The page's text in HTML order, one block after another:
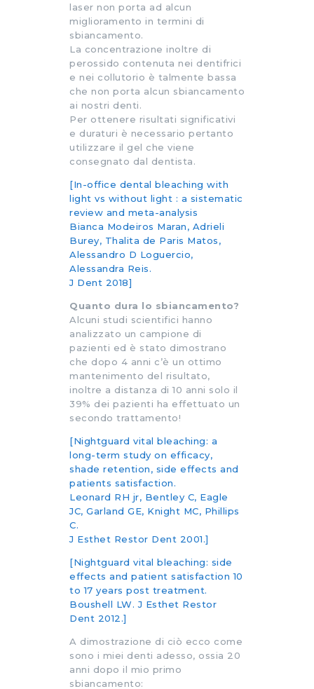
laser non porta ad alcun
miglioramento in termini di
sbiancamento.
La concentrazione inoltre di
perossido contenuta nei dentifrici
e nei collutorio è talmente bassa
che non porta alcun sbiancamento
ai nostri denti.
Per ottenere risultati significativi
e duraturi è necessario pertanto
utilizzare il gel che viene
consegnato dal dentista.
[In-office dental bleaching with
light vs without light : a sistematic
review and meta-analysis
Bianca Modeiros Maran, Adrieli
Burey, Thalita de Paris Matos,
Alessandro D Loguercio,
Alessandra Reis.
J Dent 2018]
Quanto dura lo sbiancamento?
Alcuni studi scientifici hanno
analizzato un campione di
pazienti ed è stato dimostrano
che dopo 4 anni c’è un ottimo
mantenimento del risultato,
inoltre a distanza di 10 anni solo il
39% dei pazienti ha effettuato un
secondo trattamento!
[Nightguard vital bleaching: a
long-term study on efficacy,
shade retention, side effects and
patients satisfaction.
Leonard RH jr, Bentley C, Eagle
JC, Garland GE, Knight MC, Phillips
C.
J Esthet Restor Dent 2001.]
[Nightguard vital bleaching: side
effects and patient satisfaction 10
to 17 years post treatment.
Boushell LW. J Esthet Restor
Dent 2012.]
A dimostrazione di ciò ecco come
sono i miei denti adesso, ossia 20
anni dopo il mio primo
sbiancamento: